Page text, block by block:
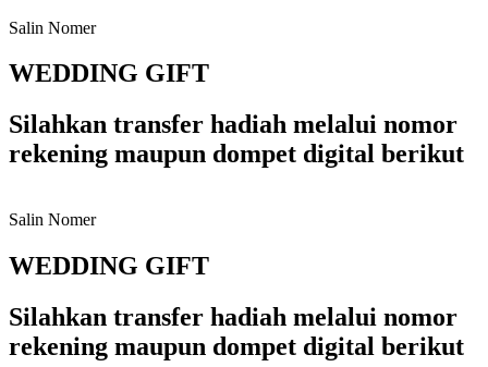
Salin Nomer
WEDDING GIFT
Silahkan transfer hadiah melalui nomor
rekening maupun dompet digital berikut
Salin Nomer
WEDDING GIFT
Silahkan transfer hadiah melalui nomor
rekening maupun dompet digital berikut